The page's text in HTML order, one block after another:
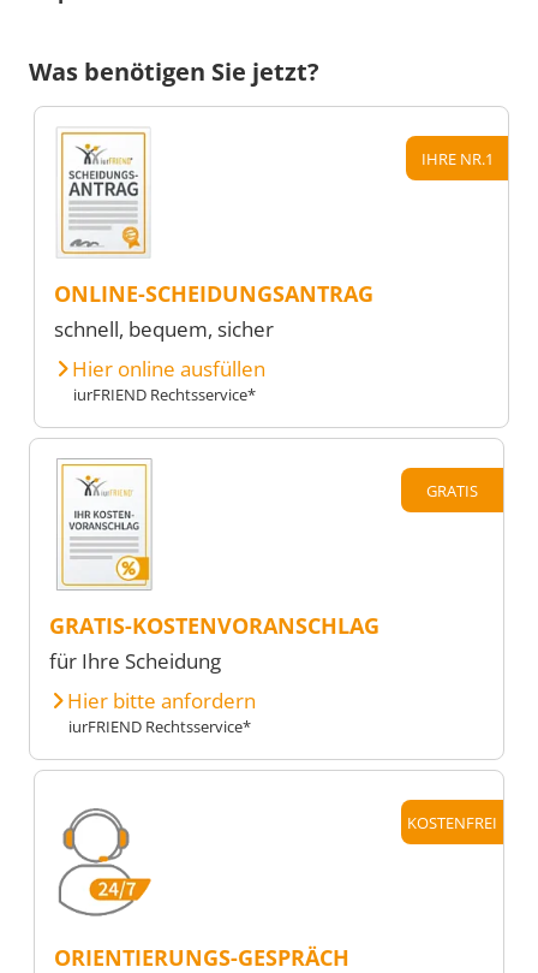
Was benötigen Sie jetzt?
IHRE NR.1
ONLINE-SCHEIDUNGSANTRAG
schnell, bequem, sicher
Hier online ausfüllen
iurFRIEND Rechtsservice*
GRATIS
GRATIS-KOSTENVORANSCHLAG
für Ihre Scheidung
Hier bitte anfordern
iurFRIEND Rechtsservice*
KOSTENFREI
ORIENTIERUNGS-GESPRÄCH